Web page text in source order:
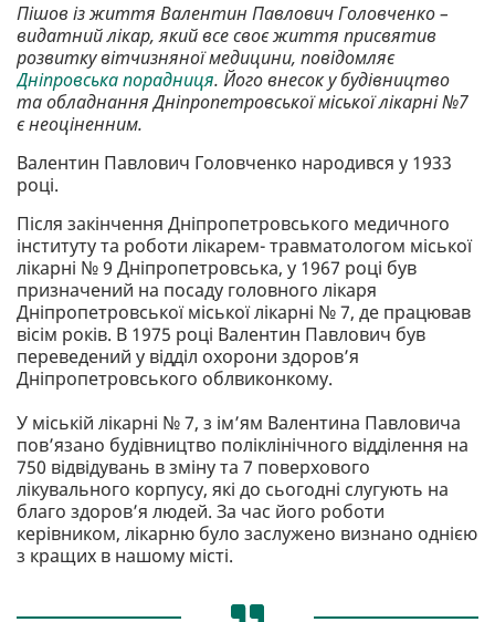
Пішов із життя Валентин Павлович Головченко –
видатний лікар, який все своє життя присвятив
розвитку вітчизняної медицини, повідомляє
Дніпровська порадниця. Його внесок у будівництво
та обладнання Дніпропетровської міської лікарні №7
є неоціненним.
Валентин Павлович Головченко народився у 1933
році.
Після закінчення Дніпропетровського медичного
інституту та роботи лікарем- травматологом міської
лікарні № 9 Дніпропетровська, у 1967 році був
призначений на посаду головного лікаря
Дніпропетровської міської лікарні № 7, де працював
вісім років. В 1975 році Валентин Павлович був
переведений у відділ охорони здоров’я
Дніпропетровського облвиконкому.
У міській лікарні № 7, з ім’ям Валентина Павловича
пов’язано будівництво поліклінічного відділення на
750 відвідувань в зміну та 7 поверхового
лікувального корпусу, які до сьогодні слугують на
благо здоров’я людей. За час його роботи
керівником, лікарню було заслужено визнано однією
з кращих в нашому місті.